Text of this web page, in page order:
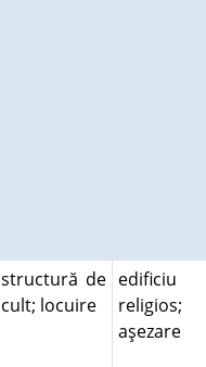
structură de
cult; locuire
edificiu
religios;
aşezare